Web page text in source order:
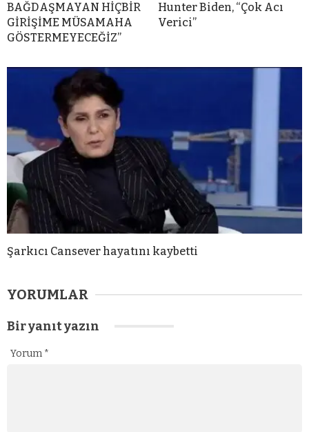
BAĞDAŞMAYAN HİÇBİR
GİRİŞİME MÜSAMAHA
GÖSTERMEYECEĞİZ”
Hunter Biden, “Çok Acı
Verici”
Şarkıcı Cansever hayatını kaybetti
YORUMLAR
Bir yanıt yazın
Yorum *